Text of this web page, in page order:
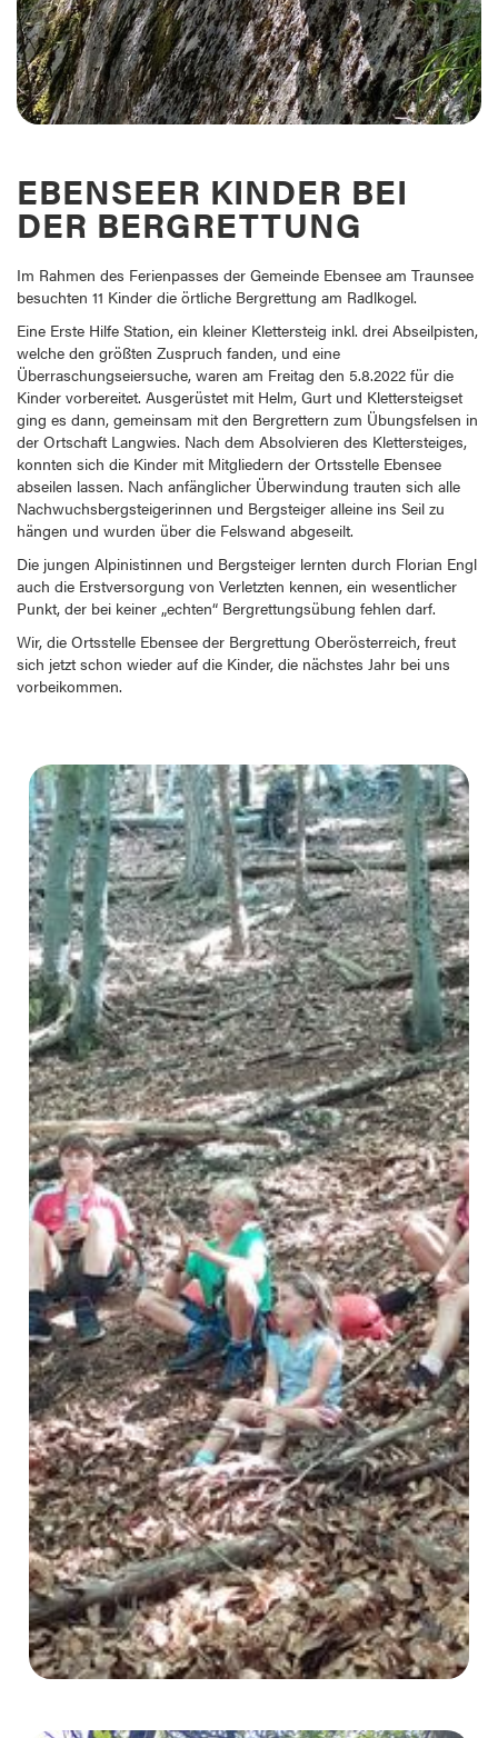
EBENSEER KINDER BEI
DER BERGRETTUNG
Im Rahmen des Ferienpasses der Gemeinde Ebensee am Traunsee
besuchten 11 Kinder die örtliche Bergrettung am Radlkogel.
Eine Erste Hilfe Station, ein kleiner Klettersteig inkl. drei Abseilpisten,
welche den größten Zuspruch fanden, und eine
Überraschungseiersuche, waren am Freitag den 5.8.2022 für die
Kinder vorbereitet. Ausgerüstet mit Helm, Gurt und Klettersteigset
ging es dann, gemeinsam mit den Bergrettern zum Übungsfelsen in
der Ortschaft Langwies. Nach dem Absolvieren des Klettersteiges,
konnten sich die Kinder mit Mitgliedern der Ortsstelle Ebensee
abseilen lassen. Nach anfänglicher Überwindung trauten sich alle
Nachwuchsbergsteigerinnen und Bergsteiger alleine ins Seil zu
hängen und wurden über die Felswand abgeseilt.
Die jungen Alpinistinnen und Bergsteiger lernten durch Florian Engl
auch die Erstversorgung von Verletzten kennen, ein wesentlicher
Punkt, der bei keiner „echten“ Bergrettungsübung fehlen darf.
Wir, die Ortsstelle Ebensee der Bergrettung Oberösterreich, freut
sich jetzt schon wieder auf die Kinder, die nächstes Jahr bei uns
vorbeikommen.